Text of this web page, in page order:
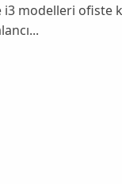
modelleri ofiste